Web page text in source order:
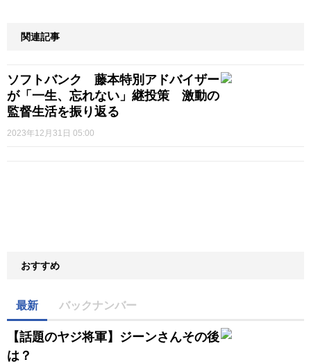
関連記事
ソフトバンク 藤本特別アドバイザー
が「一生、忘れない」継投策 激動の
監督生活を振り返る
2023年12月31日 05:00
おすすめ
最新 バックナンバー
【話題のヤジ将軍】ジーンさんその後
は？